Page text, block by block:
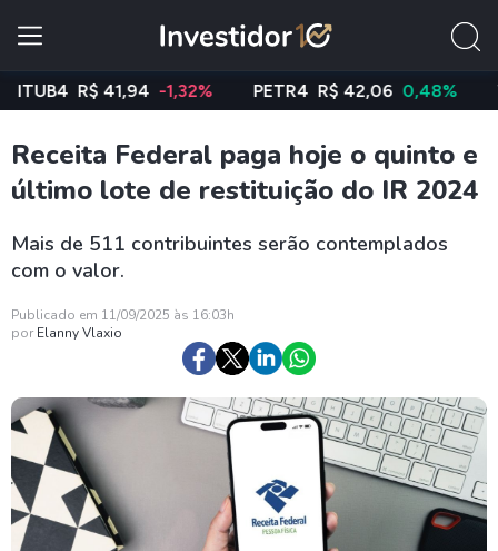
R$ 41,94 -1,32% PETR4 R$ 42,06 0,48%
Receita Federal paga hoje o quinto e
último lote de restituição do IR 2024
Mais de 511 contribuintes serão contemplados
com o valor.
Publicado em 11/09/2025 às 16:03h
por Elanny Vlaxio